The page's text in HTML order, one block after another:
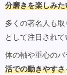
分磨きを楽しみた
多くの著名人も
として注目されて
体の軸や重心のバ
活での動きやすさ